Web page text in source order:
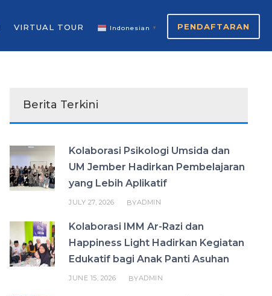
VIRTUAL TOUR Indonesian ▼ PENDAFTARAN
Berita Terkini
Kolaborasi Psikologi Umsida dan
UM Jember Hadirkan Pembelajaran
yang Lebih Aplikatif
JULY 27, 2026 BYADMIN
Kolaborasi IMM Ar-Razi dan
Happiness Light Hadirkan Kegiatan
Edukatif bagi Anak Panti Asuhan
JUNE 15, 2026 BYADMIN